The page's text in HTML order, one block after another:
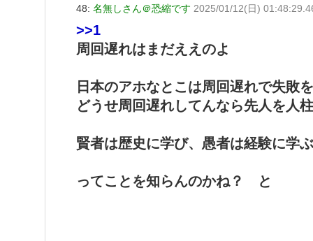
48: 名無しさん＠恐縮です 2025/01/12(日)
>>1
周回遅れはまだええのよ
日本のアホなとこは周回遅れで失敗
どうせ周回遅れしてんなら先人を人
賢者は歴史に学び、愚者は経験に学ぶ
ってことを知らんのかね？ と